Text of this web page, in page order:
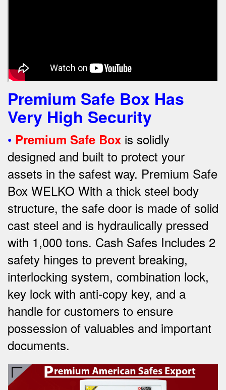
Premium Safe Box Has
Very High Security
• Premium Safe Box is solidly
designed and built to protect your
assets in the safest way. Premium Safe
Box WELKO With a thick steel body
structure, the safe door is made of solid
cast steel and is hydraulically pressed
with 1,000 tons. Cash Safes Includes 2
safety hinges to prevent breaking,
interlocking system, combination lock,
key lock with anti-copy key, and a
handle for customers to ensure
possession of valuables and important
documents.